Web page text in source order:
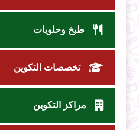
طبخ وحلويات
تخصصات التكوين
مراكز التكوين